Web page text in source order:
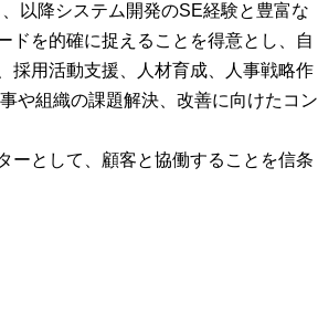
以降システム開発のSE経験と豊富な
ドを的確に捉えることを得意とし、自
採用活動支援、人材育成、人事戦略作
や組織の課題解決、改善に向けたコン
ーとして、顧客と協働することを信条